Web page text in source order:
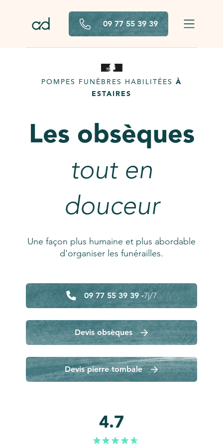
09 77 55 39 39
POMPES FUNÈBRES HABILITÉES À
ESTAIRES
Les obsèques
tout en
douceur
Une façon plus humaine et plus abordable
d'organiser les funérailles.
09 77 55 39 39 -7j/7
Devis obsèques
Devis pierre tombale
4.7